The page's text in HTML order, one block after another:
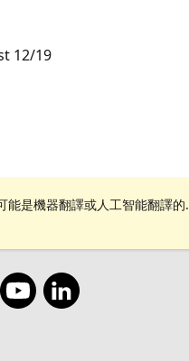
12/19
能是機器翻譯或人工智能翻譯的.